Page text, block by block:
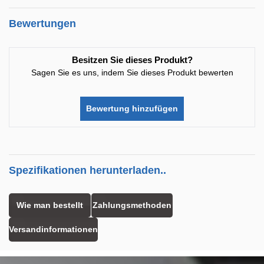
Bewertungen
Besitzen Sie dieses Produkt?
Sagen Sie es uns, indem Sie dieses Produkt bewerten
Bewertung hinzufügen
Spezifikationen herunterladen..
Wie man bestellt Zahlungsmethoden
Versandinformationen